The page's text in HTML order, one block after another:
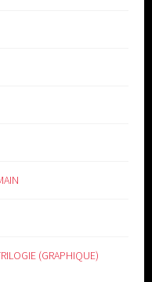
(GRAPHIQUE)